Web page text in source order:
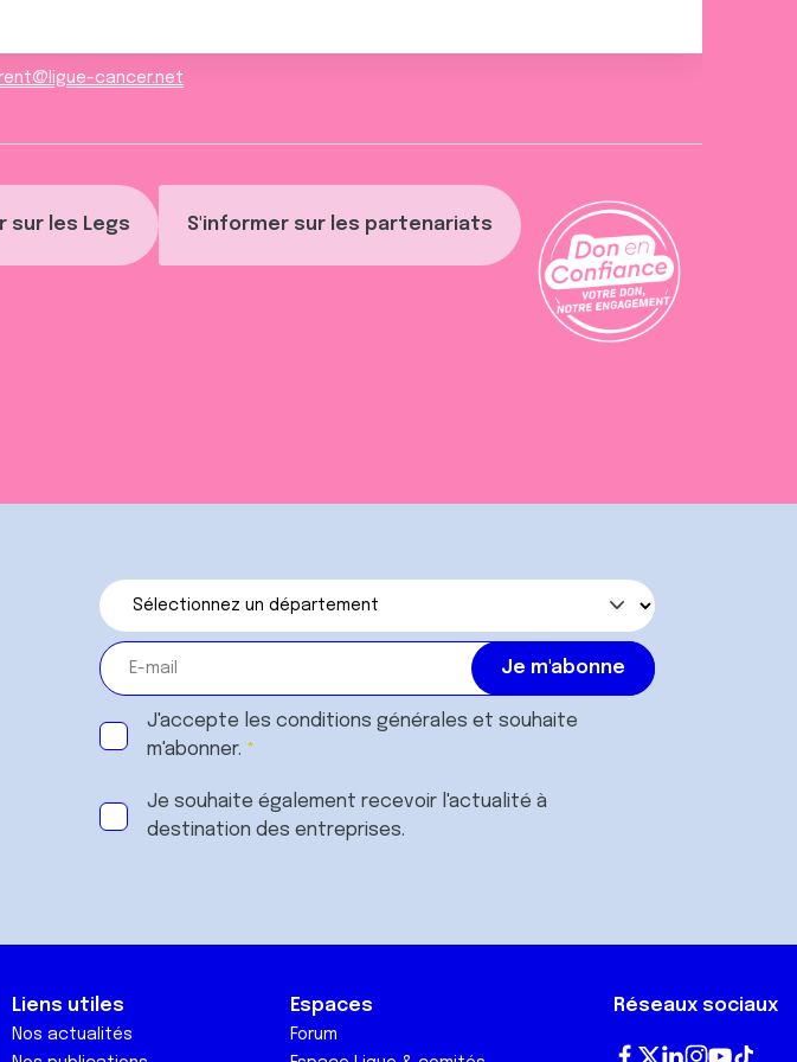
sur les Legs S'informer sur les partenariats
cancer.net
J'accepte les conditions générales et souhaite
m'abonner.
Je souhaite également recevoir l'actualité à
destination des entreprises.
Liens utiles
Nos actualités
Espaces
Forum
Réseaux sociaux